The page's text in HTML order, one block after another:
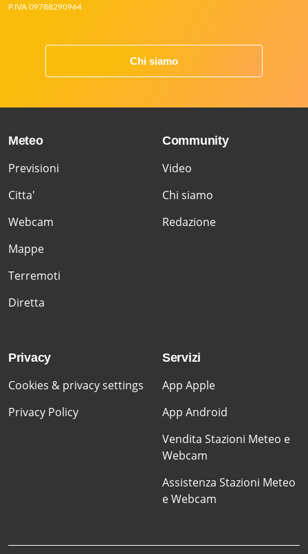
P.IVA 09788290964
Chi siamo
Meteo
Previsioni
Citta'
Webcam
Mappe
Terremoti
Diretta
Community
Video
Chi siamo
Redazione
Privacy
Cookies & privacy settings
Privacy Policy
Servizi
App Apple
App Android
Vendita Stazioni Meteo e
Webcam
Assistenza Stazioni Meteo
e Webcam